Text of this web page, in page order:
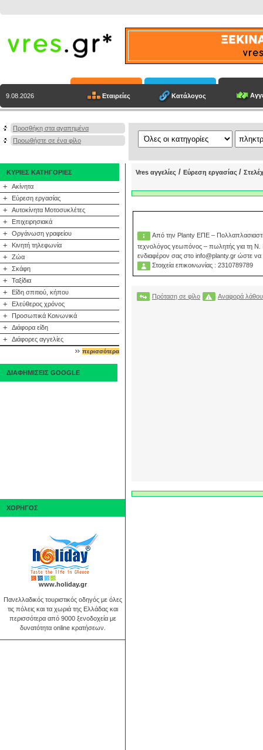
9.08.2026 Εταιρείες Κατάλογος
Προσθήκη στα αγαπημένα
Προωθήστε σε ένα φίλο
ΚΥΡΙΕΣ ΚΑΤΗΓΟΡΙΕΣ
+ Ακίνητα
+ Εύρεση εργασίας
+ Αυτοκίνητα Μοτοσυκλέτες
+ Επιχειρησιακά
+ Οργάνωση γραφείου
+ Κινητή τηλεφωνία
+ Ζώα
+ Σκάφη
+ Ταξίδια
+ Είδη σπιτιού, κήπου
+ Ελεύθερος χρόνος
+ Προσωπικά Κοινωνικά
+ Διάφορα είδη
+ Διάφορες αγγελίες
περισσότερα
ΔΙΑΦΗΜΙΣΕΙΣ GOOGLE
ΧΟΡΗΓΟΣ
www.holiday.gr
Πανελλαδικός τουριστικός οδηγός με όλες
τις πόλεις και τα χωριά της Ελλάδας και
περισσότερα από 9000 ξενοδοχεία με
δυνατότητα online κρατήσεων.
Vres αγγελίες / Εύρεση εργασίας /
Από την Planty ΕΠΕ –
τεχνολόγος γεωπόνος – πωλητής για τη
ενδιαφέρον σας στο info@planty.gr ώστε να
Στοιχεία επικοινωνίας : 2310789789
Πρόταση σε φίλο Αναφορά